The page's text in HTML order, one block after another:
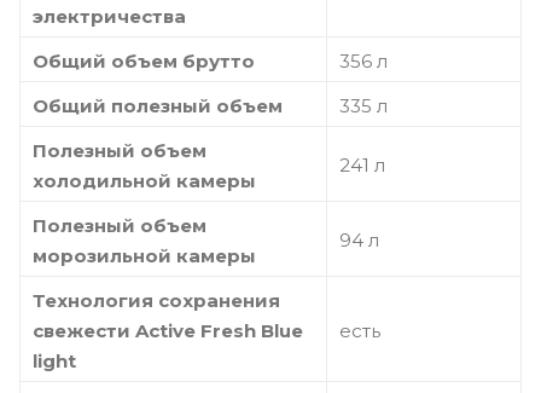
электричества
Общий объем брутто
356 л
Общий полезный объем
335 л
Полезный объем
холодильной камеры
241 л
Полезный объем
морозильной камеры
94 л
Технология сохранения
свежести Active Fresh Blue
light
есть